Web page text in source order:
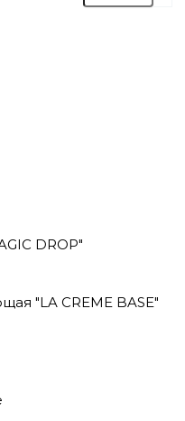
DROP"
"LA CREME BASE"